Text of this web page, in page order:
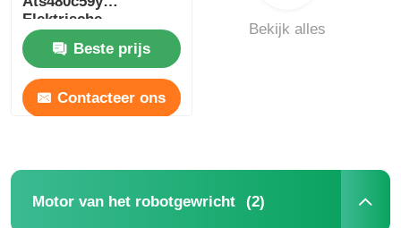
Elektrische
softstarter voor
industriëleBeste prijs
Contacteer ons
Bekijk alles
Motor van het robotgewricht (2)